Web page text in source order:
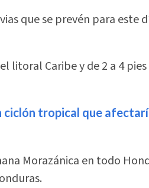
que se prevén para este
litoral Caribe y de 2 a 4
ciclón tropical que
Morazánica en todo